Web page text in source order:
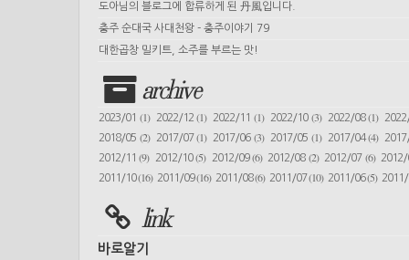
도아님의 블로그에 합류하게 된 丹風입니다.
충주 순대국 사대천왕 - 충주이야기 79
대한곱창 밀키트, 소주를 부르는 맛!
archive
2023/01 (1) 2022/12(1) 2022/11(1) 2022/10 (3) 2022/08(1)
2018/05 (2) 2017/07(1) 2017/06(3) 2017/05 (1) 2017/04(4)
2012/11(9) 2012/10(5) 2012/09(6) 2012/08 (2) 2012/07 (6)
2011/10(16) 2011/09(16) 2011/08(6) 2011/07(10) 2011/06(5)
link
바로알기